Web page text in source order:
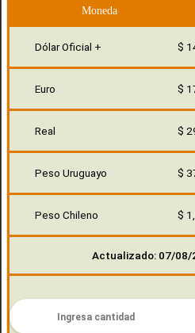
Moneda
Dólar Oficial + $
Euro $
Real $
Peso Uruguayo $
Peso Chileno $
Actualizado: 07/08/